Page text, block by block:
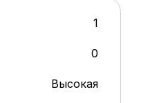
1
0
Высокая